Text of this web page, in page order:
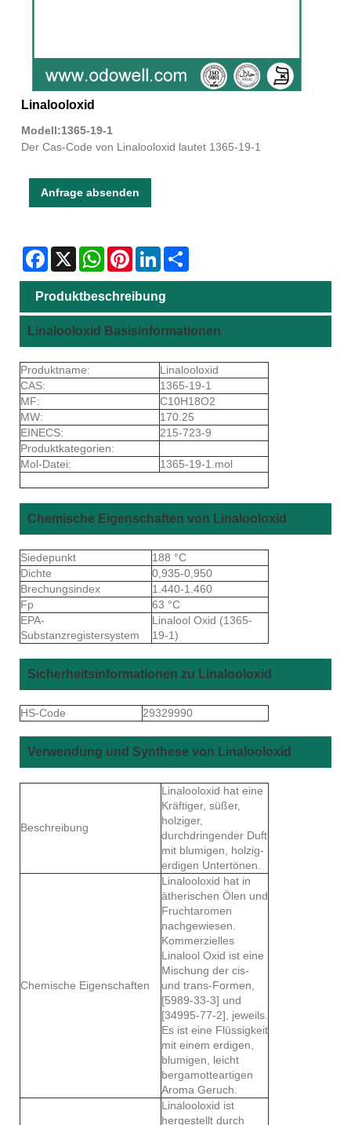
Linalooloxid
Modell:1365-19-1
Der Cas-Code von Linalooloxid lautet 1365-19-1
Anfrage absenden
Facebook
X WhatsAppPinterestLinkedIn
Produktbeschreibung
Linalooloxid Basisinformationen
Produktname:
Linalooloxid
CAS:
1365-19-1
MF:
C10H18O2
MW:
170.25
EINECS:
215-723-9
Produktkategorien:
Mol-Datei:
1365-19-1.mol
Chemische Eigenschaften von Linalooloxid
Siedepunkt
188 °C
Dichte
0,935-0,950
Brechungsindex
1.440-1.460
Fp
63 °C
EPA-
Substanzregistersystem
Linalool Oxid (1365-
19-1)
Sicherheitsinformationen zu Linalooloxid
HS-Code 29329990
Verwendung und Synthese von Linalooloxid
Beschreibung
Linalooloxid hat eine
Kräftiger, süßer,
holziger,
durchdringender Duft
mit blumigen, holzig-
erdigen Untertönen.
Chemische Eigenschaften
Linalooloxid hat in
ätherischen Ölen und
Fruchtaromen
nachgewiesen.
Kommerzielles
Linalool Oxid ist eine
Mischung der cis-
und trans-Formen,
[5989-33-3] und
[34995-77-2], jeweils.
Es ist eine Flüssigkeit
mit einem erdigen,
blumigen, leicht
bergamotteartigen
Aroma Geruch.
Linalooloxid ist
hergestellt durch